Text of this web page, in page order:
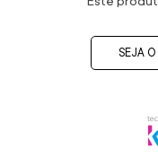
SEJA O